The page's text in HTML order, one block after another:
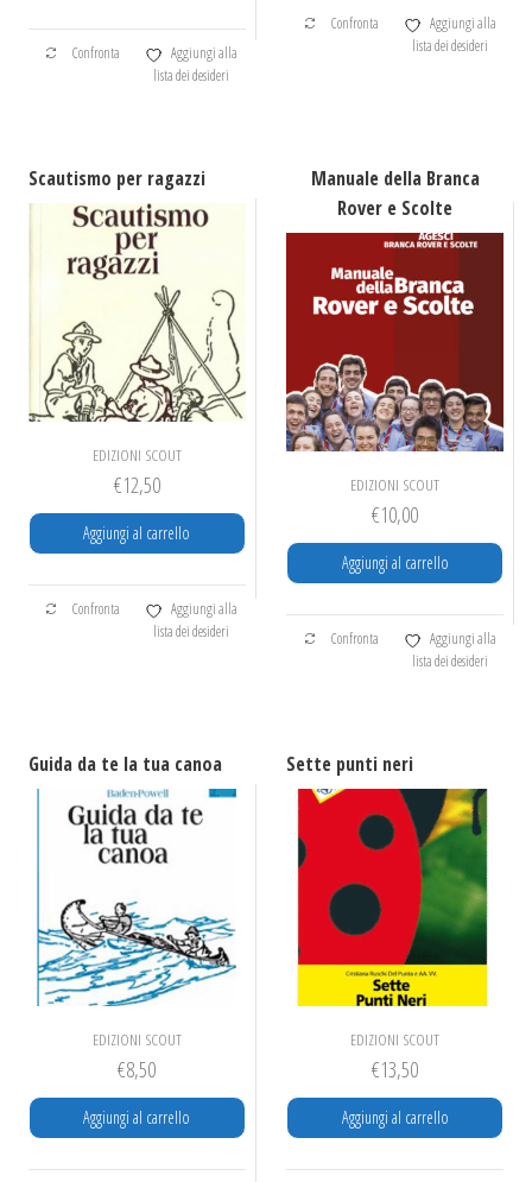
Confronta
Aggiungi alla
lista dei desideri
Confronta
Aggiungi alla
lista dei desideri
Scautismo per ragazzi
EDIZIONI SCOUT
€12,50
Aggiungi al carrello
Confronta
Aggiungi alla
lista dei desideri
Manuale della Branca
Rover e Scolte
EDIZIONI SCOUT
€10,00
Aggiungi al carrello
Confronta
Aggiungi alla
lista dei desideri
Guida da te la tua canoa
EDIZIONI SCOUT
€8,50
Aggiungi al carrello
Sette punti neri
EDIZIONI SCOUT
€13,50
Aggiungi al carrello